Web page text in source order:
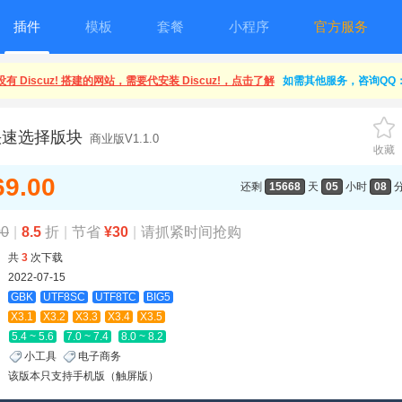
插件 模板 套餐 小程序 官方服务
有 Discuz! 搭建的网站，需要代安装 Discuz!，点击了解 如需其他服务，咨询QQ
选择版块 商业版V1.1.0
收藏
还剩 15668 天 05 小时 08
8.5 折 节省 ¥30 请抓紧时间抢购
共 3 次下载
2022-07-15
GBK
UTF8SC UTF8TC
BIG5
X3.1
X3.2 X3.3 X3.4
X3.5
5.4 ~ 5.6
7.0 ~ 7.4
8.0 ~ 8.2
小工具
电子商务
该版本只支持手机版（触屏版）